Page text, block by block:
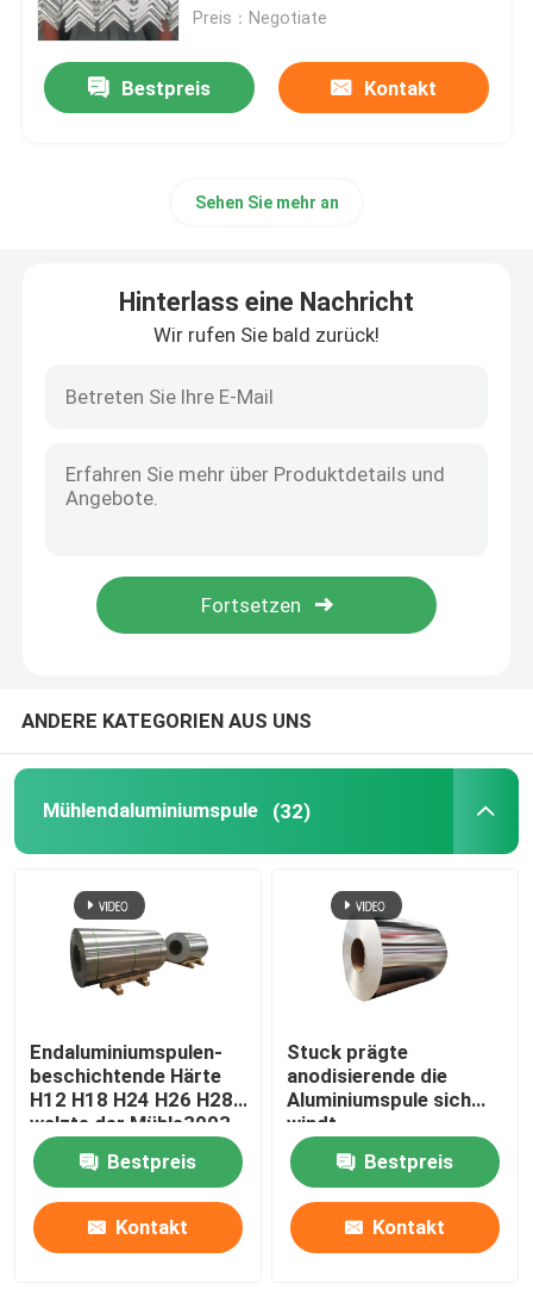
Aluminiumlegierungs-Blatt
Reiner Aluminiumbarren
Fester Aluminium-Rod
Aluminiumvierkantrohr
Aluminiumfolienrolle
Preis：Negotiate
Bestpreis Kontakt
Sehen Sie mehr an
Hinterlass eine Nachricht
Wir rufen Sie bald zurück!
ANDERE KATEGORIEN AUS UNS
Mühlendaluminiumspule (32)
Endaluminiumspulen-
beschichtende Härte
H12 H18 H24 H26 H28
walzte der Mühle3003
1100-H14 0,027 kalt
Bestpreis
Kontakt
Stuck prägte
anodisierende die
Aluminiumspule sich
windt
Schwergängigkeit
1060 1050 H14
beschichtete PVC 0.1-
300mm
Bestpreis
Kontakt